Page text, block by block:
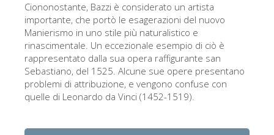
Ciononostante, Bazzi è considerato un artista
importante, che portò le esagerazioni del nuovo
Manierismo in uno stile più naturalistico e
rinascimentale. Un eccezionale esempio di ciò è
rappresentato dalla sua opera raffigurante san
Sebastiano, del 1525. Alcune sue opere presentano
problemi di attribuzione, e vengono confuse con
quelle di Leonardo da Vinci (1452-1519).